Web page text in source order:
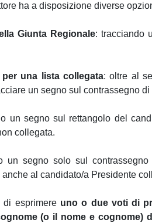
ha a disposizione diverse
Giunta Regionale: tracciando
una lista collegata: oltre al
un segno sul contrassegno
un segno sul rettangolo del
collegata.
un segno solo sul
al candidato/a Presidente
di esprimere uno o due voti di
(o il nome e cognome)